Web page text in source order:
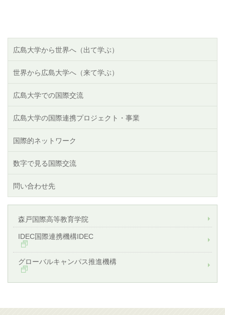
広島大学から世界へ（出て学ぶ）
世界から広島大学へ（来て学ぶ）
広島大学での国際交流
広島大学の国際連携プロジェクト・事業
国際的ネットワーク
数字で見る国際交流
問い合わせ先
森戸国際高等教育学院
IDEC国際連携機構IDEC
グローバルキャンパス推進機構